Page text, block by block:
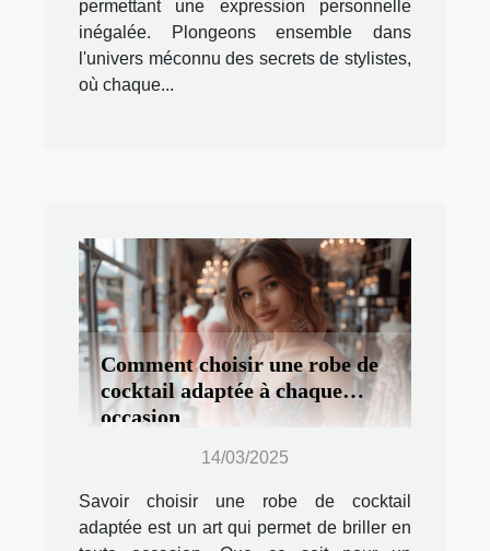
permettant une expression personnelle
inégalée. Plongeons ensemble dans
l'univers méconnu des secrets de stylistes,
où chaque...
Comment choisir une robe de
cocktail adaptée à chaque
occasion
14/03/2025
Savoir choisir une robe de cocktail
adaptée est un art qui permet de briller en